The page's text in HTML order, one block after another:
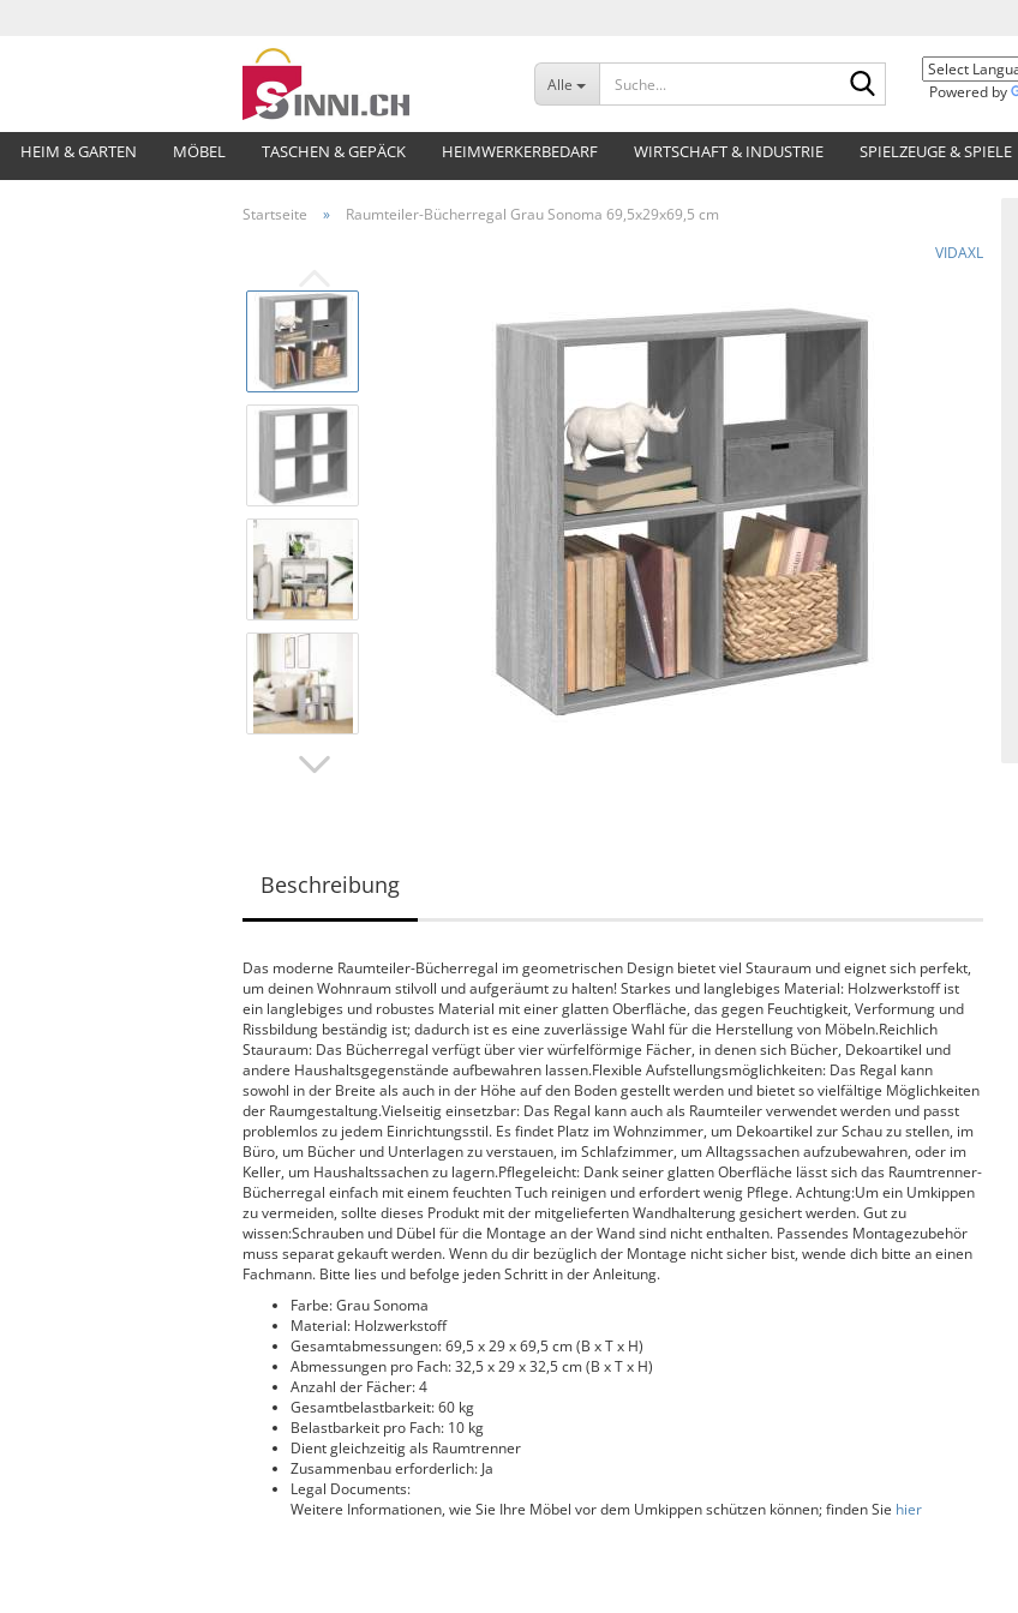
Alle
Suche...
Powered by
HEIM & GARTEN MÖBEL TASCHEN & GEPÄCK HEIMWERKERBEDARF WIRTSCHAFT & INDUSTRIE SPIELZEUGE & SPIELE
Startseite »
Raumteiler-Bücherregal Grau Sonoma 69,5x29x69,5 cm
VIDAXL
Beschreibung
Das moderne Raumteiler-Bücherregal im geometrischen Design bietet viel Stauraum und eignet sich perfekt,
um deinen Wohnraum stilvoll und aufgeräumt zu halten! Starkes und langlebiges Material: Holzwerkstoff ist
ein langlebiges und robustes Material mit einer glatten Oberfläche, das gegen Feuchtigkeit, Verformung und
Rissbildung beständig ist; dadurch ist es eine zuverlässige Wahl für die Herstellung von Möbeln.Reichlich
Stauraum: Das Bücherregal verfügt über vier würfelförmige Fächer, in denen sich Bücher, Dekoartikel und
andere Haushaltsgegenstände aufbewahren lassen.Flexible Aufstellungsmöglichkeiten: Das Regal kann
sowohl in der Breite als auch in der Höhe auf den Boden gestellt werden und bietet so vielfältige Möglichkeiten
der Raumgestaltung.Vielseitig einsetzbar: Das Regal kann auch als Raumteiler verwendet werden und passt
problemlos zu jedem Einrichtungsstil. Es findet Platz im Wohnzimmer, um Dekoartikel zur Schau zu stellen, im
Büro, um Bücher und Unterlagen zu verstauen, im Schlafzimmer, um Alltagssachen aufzubewahren, oder im
Keller, um Haushaltssachen zu lagern.Pflegeleicht: Dank seiner glatten Oberfläche lässt sich das Raumtrenner-
Bücherregal einfach mit einem feuchten Tuch reinigen und erfordert wenig Pflege. Achtung:Um ein Umkippen
zu vermeiden, sollte dieses Produkt mit der mitgelieferten Wandhalterung gesichert werden. Gut zu
wissen:Schrauben und Dübel für die Montage an der Wand sind nicht enthalten. Passendes Montagezubehör
muss separat gekauft werden. Wenn du dir bezüglich der Montage nicht sicher bist, wende dich bitte an einen
Fachmann. Bitte lies und befolge jeden Schritt in der Anleitung.
Farbe: Grau Sonoma
Material: Holzwerkstoff
Gesamtabmessungen: 69,5 x 29 x 69,5 cm (B x T x H)
Abmessungen pro Fach: 32,5 x 29 x 32,5 cm (B x T x H)
Anzahl der Fächer: 4
Gesamtbelastbarkeit: 60 kg
Belastbarkeit pro Fach: 10 kg
Dient gleichzeitig als Raumtrenner
Zusammenbau erforderlich: Ja
Legal Documents:
Weitere Informationen, wie Sie Ihre Möbel vor dem Umkippen schützen können; finden Sie hier